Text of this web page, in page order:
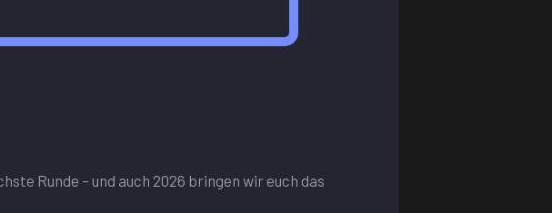
Runde – und auch 2026 bringen wir euch das